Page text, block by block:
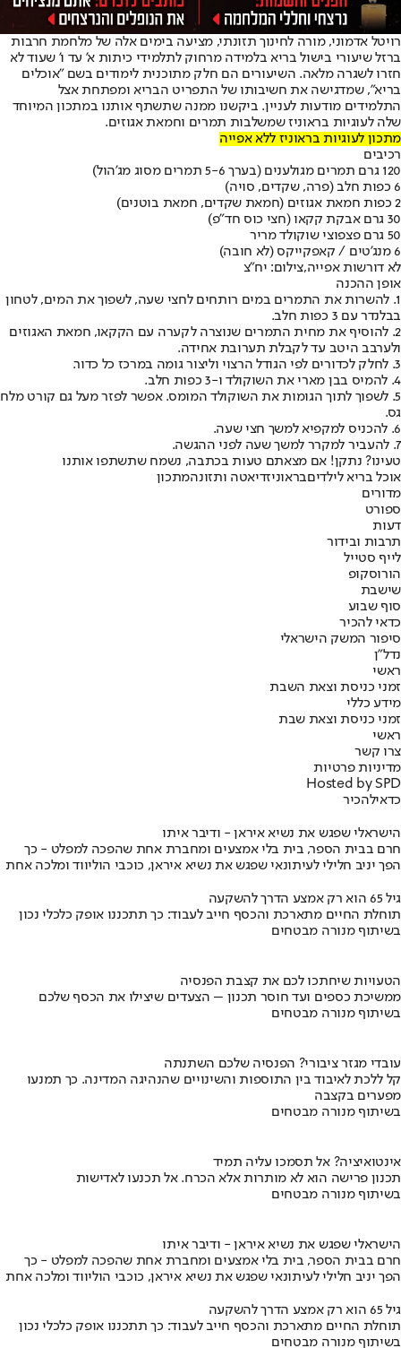
רויטל אדמוני, מורה לחינוך תזונתי, מציעה בימים אלה של מלחמת חרבות
ברזל שיעורי בישול בריא בלמידה מרחוק לתלמידי כיתות א' עד ו' שעוד לא
חזרו לשגרה מלאה. השיעורים הם חלק מתוכנית לימודים בשם "אוכלים
בריא", שמדגישה את חשיבותו של התפריט הבריא ומפתחת אצל
התלמידים מודעות לעניין. ביקשנו ממנה שתשתף אותנו במתכון המיוחד
שלה לעוגיות בראוניז שמשלבות תמרים וחמאת אגוזים.
מתכון לעוגיות בראוניז ללא אפייה
רכיבים
120 גרם תמרים מגולענים (בערך 5-6 תמרים מסוג מג'הול)
6 כפות חלב (פרה, שקדים, סויה)
2 כפות חמאת אגוזים (חמאת שקדים, חמאת בוטנים)
30 גרם אבקת קקאו (חצי כוס חד"פ)
50 גרם פצפוצי שוקולד מריר
6 מנג'טים / קאפקייקס (לא חובה)
לא דורשות אפייה,צילום: יח"צ
אופן ההכנה
1. להשרות את התמרים במים רותחים לחצי שעה, לשפוך את המים, לטחון
בבלנדר עם 3 כפות חלב.
2. להוסיף את מחית התמרים שנוצרה לקערה עם הקקאו, חמאת האגוזים
ולערבב היטב עד לקבלת תערובת אחידה.
3. לחלק לכדורים לפי הגודל הרצוי וליצור גומה במרכז כל כדור.
4. להמיס בבן מארי את השוקולד ו-3 כפות חלב.
5. לשפוך לתוך הגומות את השוקולד המומס. אפשר לפזר מעל גם קורט מלח
גס.
6. להכניס למקפיא למשך חצי שעה.
7. להעביר למקרר למשך שעה לפני ההגשה.
טעינו? נתקן! אם מצאתם טעות בכתבה, נשמח שתשתפו אותנו
אוכל בריא לילדיםבראוניזדיאטה ותזונהמתכון
מדורים
ספורט
דעות
תרבות ובידור
לייף סטייל
הורוסקופ
שישבת
סוף שבוע
כדאי להכיר
סיפור המשק הישראלי
נדל"ן
ראשי
זמני כניסת וצאת השבת
מידע כללי
זמני כניסת וצאת שבת
ראשי
צרו קשר
מדיניות פרטיות
Hosted by SPD
כדאילהכיר
הישראלי שפגש את נשיא איראן - ודיבר איתו
חרם בבית הספר, בית בלי אמצעים ומחברת אחת שהפכה למפלט - כך
הפך יניב חלילי לעיתונאי שפגש את נשיא איראן, כוכבי הוליווד ומלכה אחת
גיל 65 הוא רק אמצע הדרך להשקעה
תוחלת החיים מתארכת והכסף חייב לעבוד: כך תתכננו אופק כלכלי נכון
בשיתוף מנורה מבטחים
הטעויות שיחתכו לכם את קצבת הפנסיה
ממשיכת כספים ועד חוסר תכנון – הצעדים שיצילו את הכסף שלכם
בשיתוף מנורה מבטחים
עובדי מגזר ציבורי? הפנסיה שלכם השתנתה
קל ללכת לאיבוד בין התוספות והשינויים שהנהיגה המדינה. כך תמנעו
מפערים בקצבה
בשיתוף מנורה מבטחים
אינטואיציה? אל תסמכו עליה תמיד
תכנון פרישה הוא לא מותרות אלא הכרח. אל תכנעו לאדישות
בשיתוף מנורה מבטחים
הישראלי שפגש את נשיא איראן - ודיבר איתו
חרם בבית הספר, בית בלי אמצעים ומחברת אחת שהפכה למפלט - כך
הפך יניב חלילי לעיתונאי שפגש את נשיא איראן, כוכבי הוליווד ומלכה אחת
גיל 65 הוא רק אמצע הדרך להשקעה
תוחלת החיים מתארכת והכסף חייב לעבוד: כך תתכננו אופק כלכלי נכון
בשיתוף מנורה מבטחים